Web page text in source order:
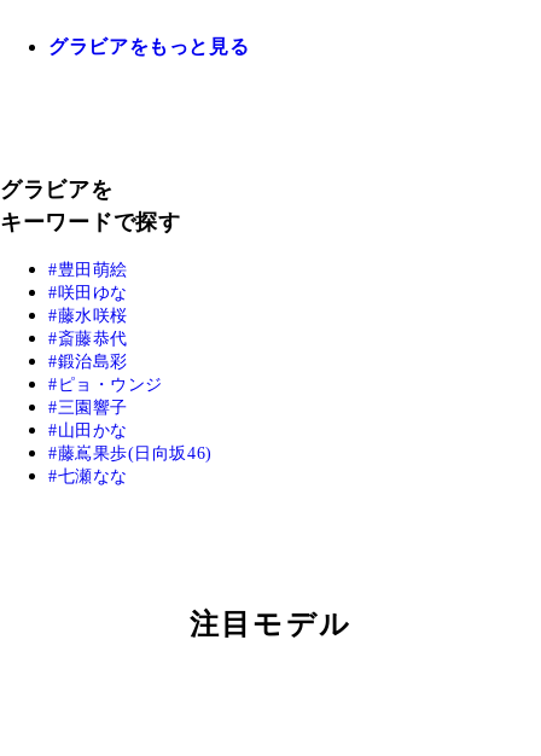
グラビアをもっと見る
グラビアを
キーワードで探す
豊田萌絵
咲田ゆな
藤水咲桜
斎藤恭代
鍛治島彩
ピョ・ウンジ
三園響子
山田かな
藤嶌果歩(日向坂46)
七瀬なな
注目モデル